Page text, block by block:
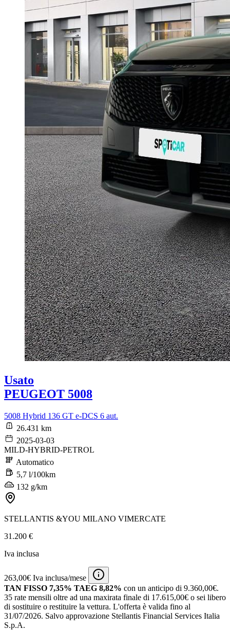
Usato
PEUGEOT 5008
5008 Hybrid 136 GT e-DCS 6 aut.
26.431 km
2025-03-03
MILD-HYBRID-PETROL
Automatico
5,7 l/100km
132 g/km
STELLANTIS &YOU MILANO VIMERCATE
31.200 €
Iva inclusa
263,00€ Iva inclusa/mese
TAN FISSO 7,35% TAEG 8,82% con un anticipo di 9.360,00€.
35 rate mensili oltre ad una maxirata finale di 17.615,00€ o sei libero
di sostituire o restituire la vettura. L'offerta è valida fino al
31/07/2026. Salvo approvazione Stellantis Financial Services Italia
S.p.A.